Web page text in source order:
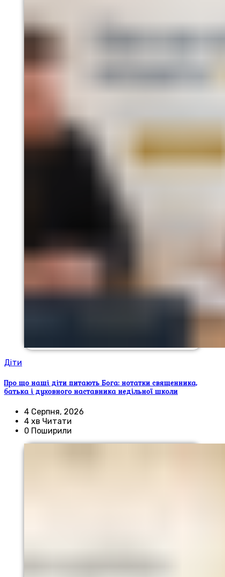
Діти
Про що наші діти питають Бога: нотатки священника,
батька і духовного наставника недільної школи
4 Серпня, 2026
4 хв Читати
0 Поширили